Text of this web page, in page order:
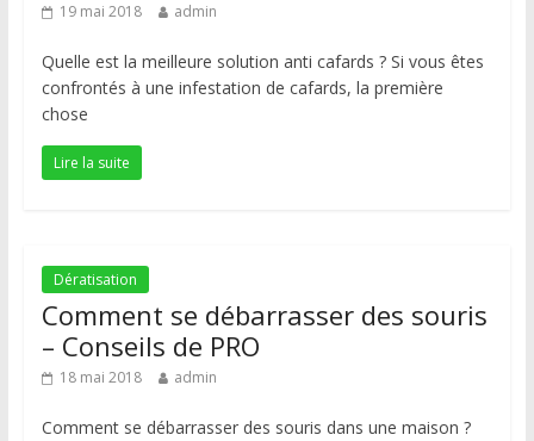
19 mai 2018 admin
Quelle est la meilleure solution anti cafards ? Si vous êtes
confrontés à une infestation de cafards, la première
chose
Lire la suite
Dératisation
Comment se débarrasser des souris
– Conseils de PRO
18 mai 2018 admin
Comment se débarrasser des souris dans une maison ?